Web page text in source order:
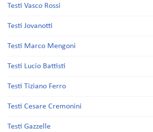
Testi Vasco Rossi
Testi Jovanotti
Testi Marco Mengoni
Testi Lucio Battisti
Testi Tiziano Ferro
Testi Cesare Cremonini
Testi Gazzelle